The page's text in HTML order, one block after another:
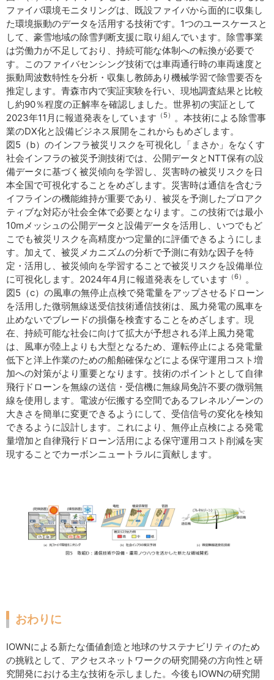
ファイバ環境モニタリングは、既設ファイバから面的に収集し
た環境振動のデータを活用する技術です。1つのユースケースと
して、豪雪地域の除雪判断支援に取り組んでいます。除雪事業
は労働力が不足しており、持続可能な体制への転換が必要で
す。このファイバセンシング技術では車両通行時の車両速度と
振動周波数特性を分析・収集し教師あり機械学習で除雪要否を
推定します。青森市内で実証実験を行い、現地調査結果と比較
し約90％程度の正解率を確認しました。世界初の実証として
2023年11月に報道発表をしています （5） 。本技術による除雪事
業のDX化と設備ビジネス展開をこれからもめざします。
図5（b）のインフラ被災リスクを可視化し「まさか」をなくす
社会インフラの被災予測技術では、公開データとNTT保有の設
備データに基づく被災傾向を学習し、災害時の被災リスクを日
本全国で可視化することをめざします。災害時は通信を含むラ
イフラインの機能維持が重要であり、被災を予測したプロアク
ティブな対応が社会全体で必要となります。この技術では最小
10mメッシュの公開データと設備データを活用し、いつでもど
こでも被災リスクを高精度かつ定量的に評価できるようにしま
す。加えて、被災メカニズムの分析で予測に有効な因子を特
定・活用し、被災傾向を学習することで被災リスクを設備単位
に可視化します。2024年4月に報道発表をしています （6） 。
図5（c）の風車の無停止点検で発電量をアップさせるドローン
を活用した微弱無線送受信技術通信技術は、風力発電の風車を
止めないでブレードの損傷を検査することをめざします。現
在、持続可能な社会に向けて拡大が予想される洋上風力発電
は、風車が陸上よりも大型となるため、運転停止による発電量
低下と洋上作業のための船舶確保などによる保守運用コスト増
加への対策がより重要となります。技術のポイントとして自律
飛行ドローンを無線の送信・受信機に無線局免許不要の微弱無
線を使用します。電波が伝搬する空間であるフレネルゾーンの
大きさを簡単に変更できるようにして、受信信号の変化を検知
できるように設計します。これにより、無停止点検による発電
量増加と自律飛行ドローン活用による保守運用コスト削減を実
現することでカーボンニュートラルに貢献します。
おわりに
IOWNによる新たな価値創造と地球のサステナビリティのため
の挑戦として、アクセスネットワークの研究開発の方向性と研
究開発における主な技術を示しました。今後もIOWNの研究開